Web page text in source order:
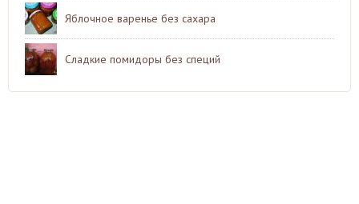
Яблочное варенье без сахара
Сладкие помидоры без специй